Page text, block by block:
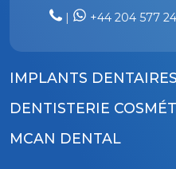
|
+44 204 577
IMPLANTS DENTAIRES
DENTISTERIE
MCAN DENTAL